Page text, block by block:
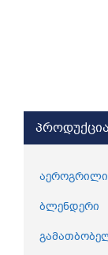
პროდუქცია
აეროგრილი
ბლენდერი